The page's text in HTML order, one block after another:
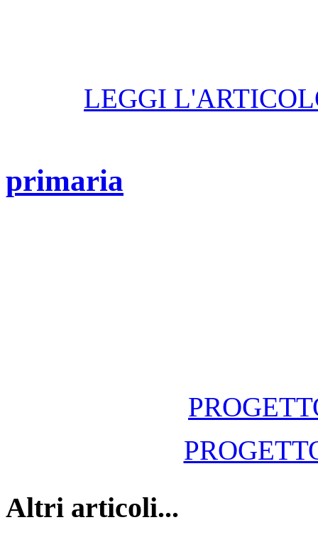
LEGGI
primaria
Altri articoli...